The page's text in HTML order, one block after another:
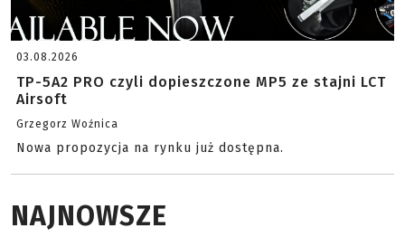
03.08.2026
TP-5A2 PRO czyli dopieszczone MP5 ze stajni LCT
Airsoft
Grzegorz Woźnica
Nowa propozycja na rynku już dostępna.
NAJNOWSZE